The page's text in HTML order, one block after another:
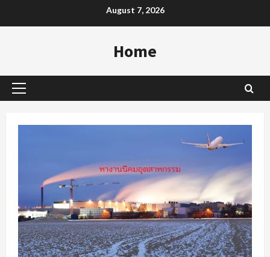
to
August 7, 2026
Home
Primary